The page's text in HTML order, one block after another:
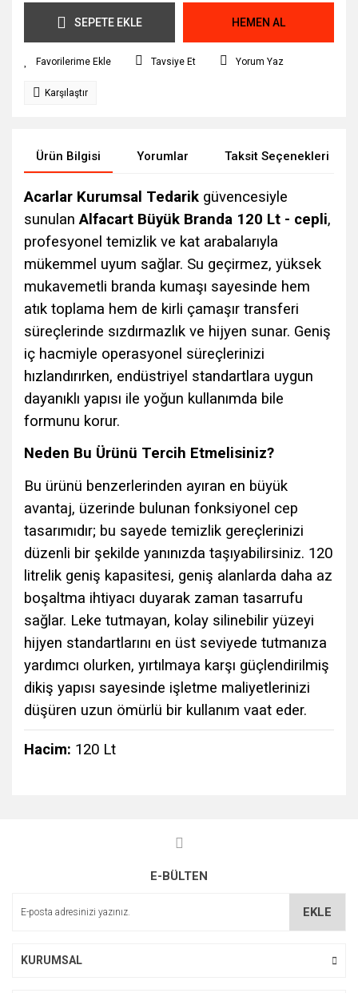
SEPETE EKLE HEMEN AL
Tavsiye Et Yorum Yaz
Karşılaştır
Ürün Bilgisi Yorumlar Taksit Seçenekleri
Acarlar Kurumsal Tedarik güvencesiyle
sunulanAlfacart Büyük Branda 120 Lt - cepli,
profesyonel temizlik ve kat arabalarıyla
mükemmel uyum sağlar. Su geçirmez, yüksek
mukavemetli branda kumaşı sayesinde hem
atık toplama hem de kirli çamaşır transferi
süreçlerinde sızdırmazlık ve hijyen sunar. Geniş
iç hacmiyle operasyonel süreçlerinizi
hızlandırırken, endüstriyel standartlara uygun
dayanıklı yapısı ile yoğun kullanımda bile
formunu korur.
Neden Bu Ürünü Tercih Etmelisiniz?
Bu ürünü benzerlerinden ayıran en büyük
avantaj, üzerinde bulunan fonksiyonel cep
tasarımıdır; bu sayede temizlik gereçlerinizi
düzenli bir şekilde yanınızda taşıyabilirsiniz. 120
litrelik geniş kapasitesi, geniş alanlarda daha az
boşaltma ihtiyacı duyarak zaman tasarrufu
sağlar. Leke tutmayan, kolay silinebilir yüzeyi
hijyen standartlarını en üst seviyede tutmanıza
yardımcı olurken, yırtılmaya karşı güçlendirilmiş
dikiş yapısı sayesinde işletme maliyetlerinizi
düşüren uzun ömürlü bir kullanım vaat eder.
Hacim: 120 Lt
Yorum Yaz
Görüş ve önerileriniz için teşekkür ederiz.
Ürün açıklamasında eksik bilgiler bulunuyor.
Ürün fiyatı diğer sitelerden daha pahalı.
E-BÜLTEN
EKLE
KURUMSAL